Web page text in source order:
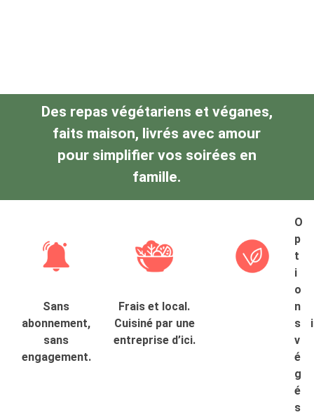
Des repas végétariens et véganes,
faits maison, livrés avec amour
pour simplifier vos soirées en
famille.
Sans
abonnement,
sans
engagement.
Frais et local.
Cuisiné par une
entreprise d’ici.
O
p
t
i
o
n
s
v
é
g
é
s